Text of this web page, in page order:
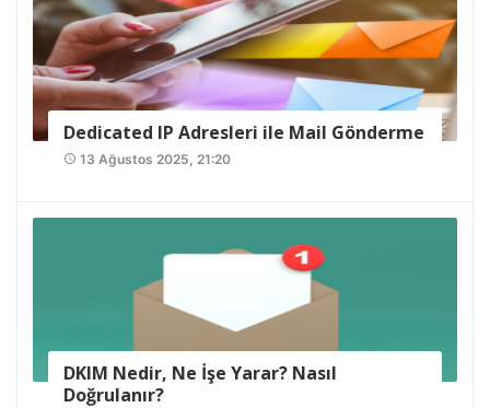
Dedicated IP Adresleri ile Mail Gönderme
access_time 13 Ağustos 2025, 21:20
DKIM Nedir, Ne İşe Yarar? Nasıl
Doğrulanır?